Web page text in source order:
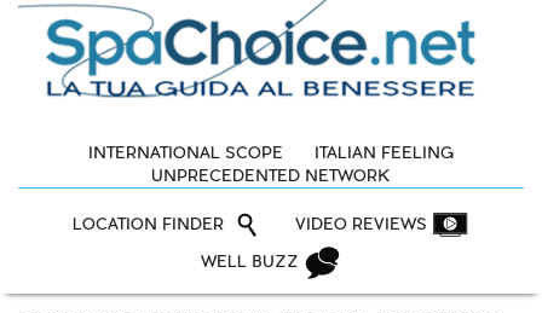
INTERNATIONAL SCOPE
ITALIAN FEELING
UNPRECEDENTED NETWORK
LOCATION FINDER VIDEO REVIEWS
WELL BUZZ